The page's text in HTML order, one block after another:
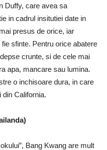
Duffy, care avea sa
in cadrul insitutiei date in
presus de orice, iar
sfinte. Pentru orice abatere
crunte, si de cele mai
apa, mancare sau lumina.
o inchisoare dura, in care
California.
Bang Kwang are mult